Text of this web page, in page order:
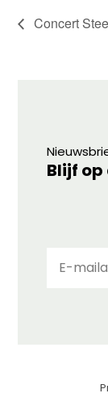
Concert
Blijf op